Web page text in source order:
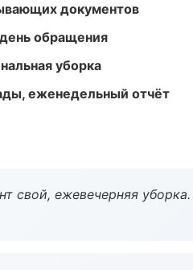
документов
обращения
уборка
еженедельный отчёт
свой, ежевечерняя